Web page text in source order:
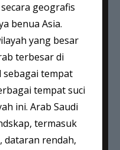
geografis
benua Asia.
yang besar
terbesar di
sebagai tempat
tempat suci
ini. Arab Saudi
termasuk
dataran rendah,